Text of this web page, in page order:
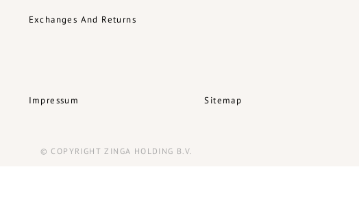
Exchanges And Returns
Impressum Sitemap
© COPYRIGHT ZINGA HOLDING B.V.